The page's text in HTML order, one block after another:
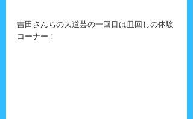
吉田さんちの大道芸の一回目は皿回しの体験
コーナー！